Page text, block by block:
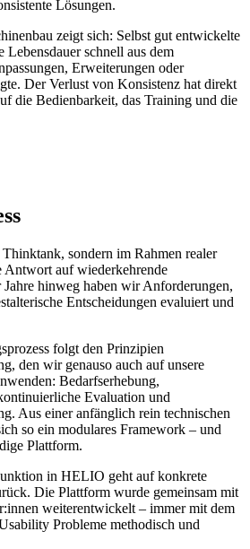
Lösungen.
zeigt sich: Selbst gut entwickelte
Lebensdauer schnell aus dem
Erweiterungen oder
Der Verlust von Konsistenz hat direkt
die Bedienbarkeit, das Training und die
sondern im Rahmen realer
Antwort auf wiederkehrende
hinweg haben wir Anforderungen,
Entscheidungen evaluiert und
folgt den Prinzipien
den wir genauso auch auf unsere
Bedarfserhebung,
Evaluation und
Aus einer anfänglich rein technischen
so ein modulares Framework – und
Plattform.
in HELIO geht auf konkrete
Die Plattform wurde gemeinsam mit
weiterentwickelt – immer mit dem
Probleme methodisch und